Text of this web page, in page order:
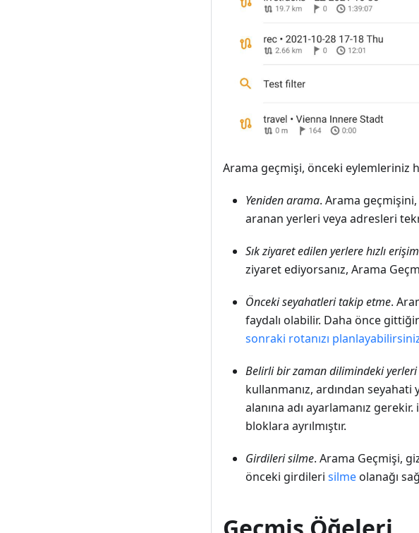
Arama geçmişi, önceki eylemleriniz
Yeniden arama. Arama
aranan yerleri veya adresleri
Sık ziyaret edilen yerlere hızlı erişim
ziyaret ediyorsanız, Arama
Önceki seyahatleri takip etme.
faydalı olabilir. Daha önce
sonraki rotanızı
Belirli bir zaman dilimindeki
kullanmanız, ardından seyahati
alanına adı ayarlamanız
bloklara ayrılmıştır.
Girdileri silme. Arama Geçmişi,
önceki girdileri silmeolanağı